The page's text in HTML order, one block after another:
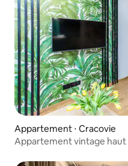
Appartement ⋅ Cracovie
Appartement vintage haut